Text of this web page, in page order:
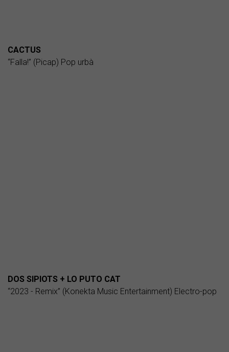
CACTUS
“Falla!” (Picap) Pop urbà
DOS SIPIOTS + LO PUTO CAT
“2023 - Remix” (Konekta Music Entertainment) Electro-pop